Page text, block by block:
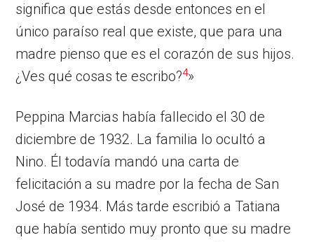
significa que estás desde entonces en el
único paraíso real que existe, que para una
madre pienso que es el corazón de sus hijos.
¿Ves qué cosas te escribo?4»
Peppina Marcias había fallecido el 30 de
diciembre de 1932. La familia lo ocultó a
Nino. Él todavía mandó una carta de
felicitación a su madre por la fecha de San
José de 1934. Más tarde escribió a Tatiana
que había sentido muy pronto que su madre